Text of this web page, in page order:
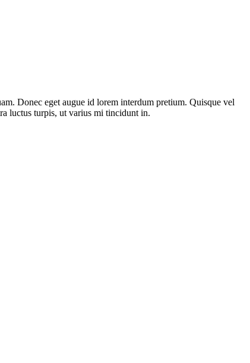
Donec eget augue id lorem interdum pretium. Quisque vel
luctus turpis, ut varius mi tincidunt in.